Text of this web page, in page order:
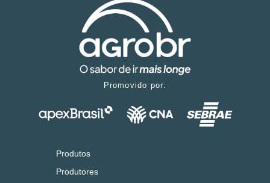
Promovido por:
Produtos
Produtores